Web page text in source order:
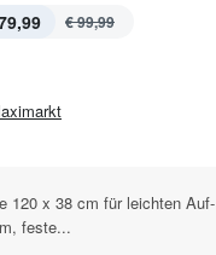
€ 99,99
120 x 38 cm für leichten Auf-
feste...